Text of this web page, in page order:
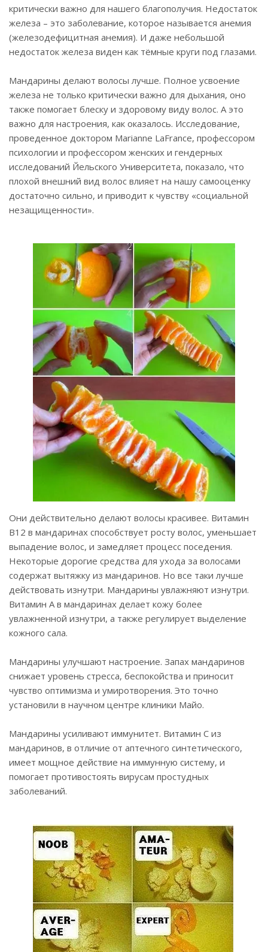
критически важно для нашего благополучия. Недостаток
железа – это заболевание, которое называется анемия
(железодефицитная анемия). И даже небольшой
недостаток железа виден как тёмные круги под глазами.
Мандарины делают волосы лучше. Полное усвоение
железа не только критически важно для дыхания, оно
также помогает блеску и здоровому виду волос. А это
важно для настроения, как оказалось. Исследование,
проведенное доктором Marianne LaFrance, профессором
психологии и профессором женских и гендерных
исследований Йельского Университета, показало, что
плохой внешний вид волос влияет на нашу самооценку
достаточно сильно, и приводит к чувству «социальной
незащищенности».
Они действительно делают волосы красивее. Витамин
B12 в мандаринах способствует росту волос, уменьшает
выпадение волос, и замедляет процесс поседения.
Некоторые дорогие средства для ухода за волосами
содержат вытяжку из мандаринов. Но все таки лучше
действовать изнутри. Мандарины увлажняют изнутри.
Витамин А в мандаринах делает кожу более
увлажненной изнутри, а также регулирует выделение
кожного сала.
Мандарины улучшают настроение. Запах мандаринов
снижает уровень стресса, беспокойства и приносит
чувство оптимизма и умиротворения. Это точно
установили в научном центре клиники Майо.
Мандарины усиливают иммунитет. Витамин С из
мандаринов, в отличие от аптечного синтетического,
имеет мощное действие на иммунную систему, и
помогает противостоять вирусам простудных
заболеваний.